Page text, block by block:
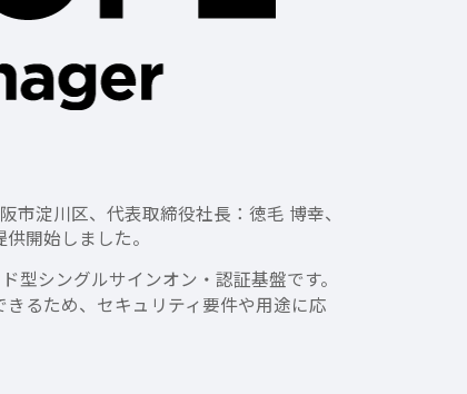
淀川区、代表取締役社長：徳毛 博幸、
開始しました。
型シングルサインオン・認証基盤です。
るため、セキュリティ要件や用途に応